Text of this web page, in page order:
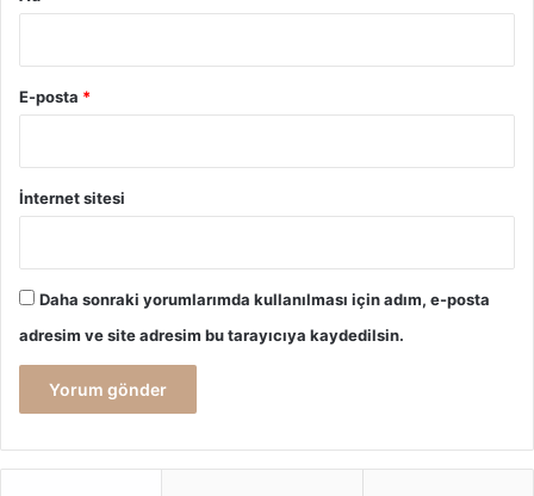
E-posta *
İnternet sitesi
Daha sonraki yorumlarımda kullanılması için adım, e-posta
adresim ve site adresim bu tarayıcıya kaydedilsin.